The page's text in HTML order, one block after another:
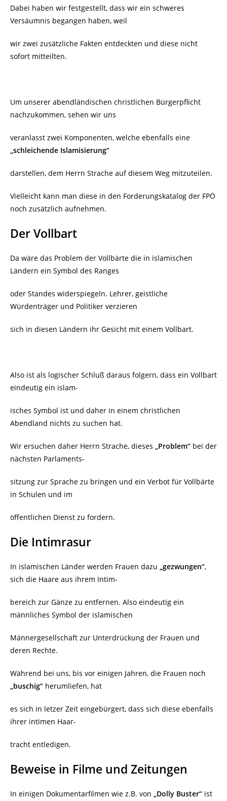
Dabei haben wir festgestellt, dass wir ein schweres
Versäumnis begangen haben, weil
wir zwei zusätzliche Fakten entdeckten und diese nicht
sofort mitteilten.
Um unserer abendländischen christlichen Bürgerpflicht
nachzukommen, sehen wir uns
veranlasst zwei Komponenten, welche ebenfalls eine
„schleichende Islamisierung“
darstellen, dem Herrn Strache auf diesem Weg mitzuteilen.
Vielleicht kann man diese in den Forderungskatalog der FPÖ
noch zusätzlich aufnehmen.
Der Vollbart
Da wäre das Problem der Vollbärte die in islamischen
Ländern ein Symbol des Ranges
oder Standes widerspiegeln. Lehrer, geistliche
Würdenträger und Politiker verzieren
sich in diesen Ländern ihr Gesicht mit einem Vollbart.
Also ist als logischer Schluß daraus folgern, dass ein Vollbart
eindeutig ein islam-
isches Symbol ist und daher in einem christlichen
Abendland nichts zu suchen hat.
Wir ersuchen daher Herrn Strache, dieses „Problem“ bei der
nächsten Parlaments-
sitzung zur Sprache zu bringen und ein Verbot für Vollbärte
in Schulen und im
öffentlichen Dienst zu fordern.
Die Intimrasur
In islamischen Länder werden Frauen dazu „gezwungen“,
sich die Haare aus ihrem Intim-
bereich zur Gänze zu entfernen. Also eindeutig ein
männliches Symbol der islamischen
Männergesellschaft zur Unterdrückung der Frauen und
deren Rechte.
Während bei uns, bis vor einigen Jahren, die Frauen noch
„buschig“ herumliefen, hat
es sich in letzer Zeit eingebürgert, dass sich diese ebenfalls
ihrer intimen Haar-
tracht entledigen.
Beweise in Filme und Zeitungen
In einigen Dokumentarfilmen wie z.B. von „Dolly Buster“ ist